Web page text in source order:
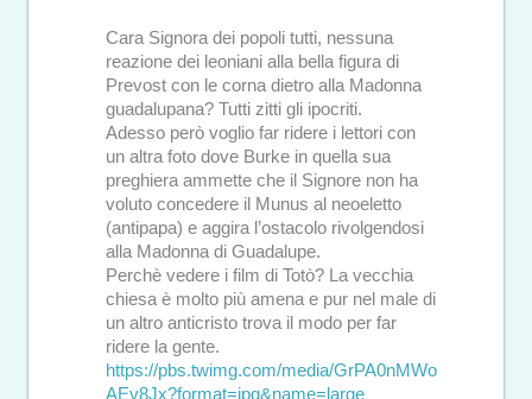
Cara Signora dei popoli tutti, nessuna
reazione dei leoniani alla bella figura di
Prevost con le corna dietro alla Madonna
guadalupana? Tutti zitti gli ipocriti.
Adesso però voglio far ridere i lettori con
un altra foto dove Burke in quella sua
preghiera ammette che il Signore non ha
voluto concedere il Munus al neoeletto
(antipapa) e aggira l’ostacolo rivolgendosi
alla Madonna di Guadalupe.
Perchè vedere i film di Totò? La vecchia
chiesa è molto più amena e pur nel male di
un altro anticristo trova il modo per far
ridere la gente.
https://pbs.twimg.com/media/GrPA0nMWo
AEv8Jx?format=jpg&name=large